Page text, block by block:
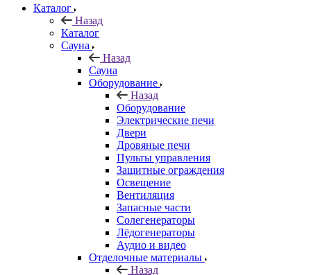
Каталог
Назад
Каталог
Сауна
Назад
Сауна
Оборудование
Назад
Оборудование
Электрические печи
Двери
Дровяные печи
Пульты управления
Защитные ограждения
Освещение
Вентиляция
Запасные части
Солегенераторы
Лёдогенераторы
Аудио и видео
Отделочные материалы
Назад